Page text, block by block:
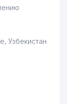
Узбекистан